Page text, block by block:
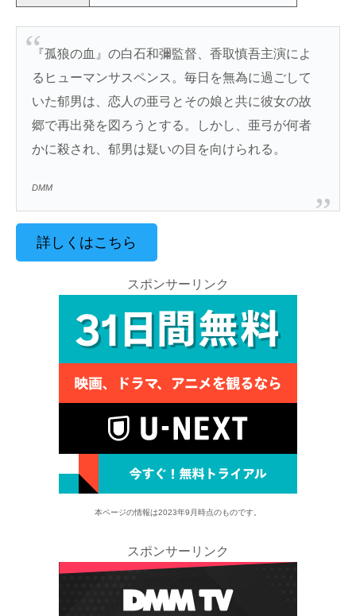
『孤狼の血』の白石和彌監督、香取慎吾主演によ
るヒューマンサスペンス。毎日を無為に過ごして
いた郁男は、恋人の亜弓とその娘と共に彼女の故
郷で再出発を図ろうとする。しかし、亜弓が何者
かに殺され、郁男は疑いの目を向けられる。
DMM
詳しくはこちら
スポンサーリンク
本ページの情報は2023年9月時点のものです。
スポンサーリンク